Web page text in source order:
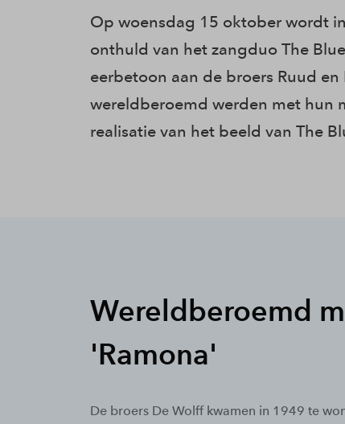
Op woensdag 15 oktober wordt
onthuld van het zangduo The
eerbetoon aan de broers Ruud en
wereldberoemd werden met hun
realisatie van het beeld van The
Wereldberoemd
'Ramona'
De broers De Wolff kwamen in 1949 te